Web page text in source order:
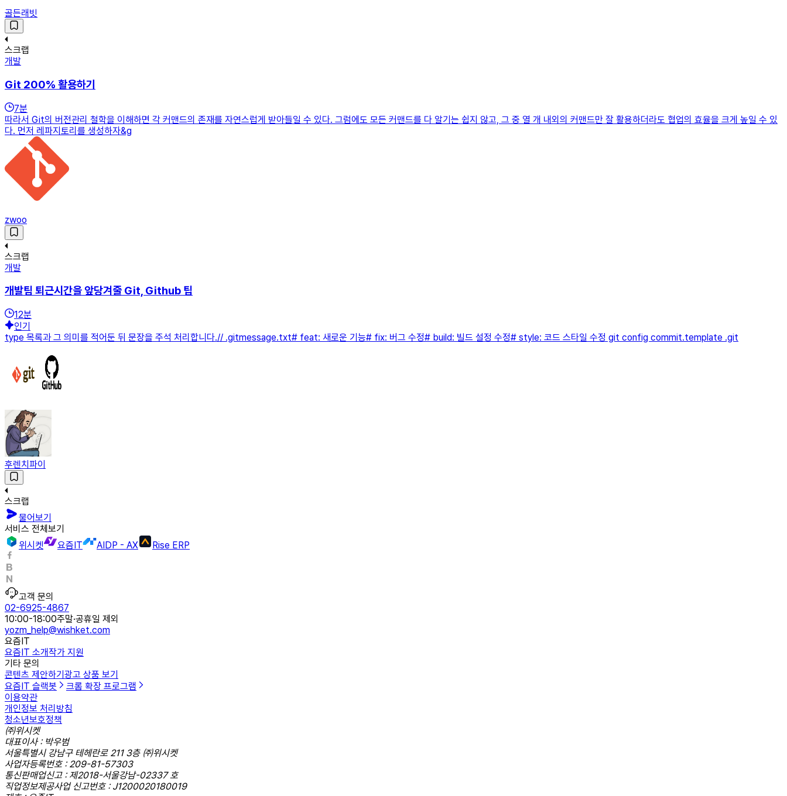
골든래빗
스크랩
개발
Git 200% 활용하기
7분
따라서 Git의 버전관리 철학을 이해하면 각 커맨드의 존재를 자연스럽게 받아들일 수 있다. 그럼에도 모든 커맨드를 다 알기는 쉽지 않고, 그 중 열 개 내외의 커맨드만 잘 활용하더라도 협업의 효율을 크게 높일 수 있
다. 먼저 레파지토리를 생성하자&g
zwoo
스크랩
개발
개발팀 퇴근시간을 앞당겨줄 Git, Github 팁
12분
인기
type 목록과 그 의미를 적어둔 뒤 문장을 주석 처리합니다.// .gitmessage.txt# feat: 새로운 기능# fix: 버그 수정# build: 빌드 설정 수정# style: 코드 스타일 수정 git config commit.template .git
후렌치파이
스크랩
물어보기
서비스 전체보기
위시켓
요즘IT AIDP - AX Rise ERP
고객 문의
02-6925-4867
10:00-18:00주말·공휴일 제외
yozm_help@wishket.com
요즘IT
요즘IT 소개작가 지원
기타 문의
콘텐츠 제안하기 광고 상품 보기
요즘IT 슬랙봇
크롬 확장 프로그램
이용약관
개인정보 처리방침
청소년보호정책
㈜위시켓
대표이사 : 박우범
서울특별시 강남구 테헤란로 211 3층 ㈜위시켓
사업자등록번호 : 209-81-57303
통신판매업신고 : 제2018-서울강남-02337 호
직업정보제공사업 신고번호 : J1200020180019